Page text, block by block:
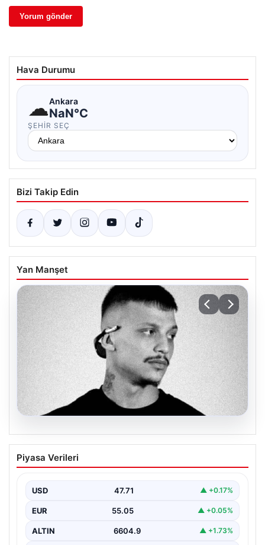
Hava Durumu
☁Ankara
NaN°C
ŞEHIR SEÇ
Bizi Takip Edin
Yan Manşet
Klibinde silah kullanan rapçi Yuşa
Keskin ile 3 şüpheli adli kontrol ile
Piyasa Verileri
USD 47.71 ▲ +0.17%
EUR 55.05 ▲ +0.05%
ALTIN 6604.9 ▲ +1.73%